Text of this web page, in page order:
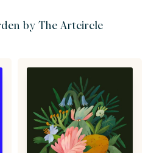
by The Artcircle